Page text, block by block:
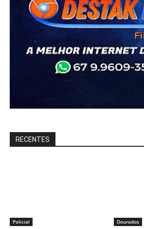
RECENTES
Policial Dourados